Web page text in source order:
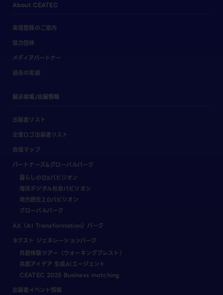
About CEATEC
来場登録のご案内
協力団体
メディアパートナー
過去の実績
展示会場/出展情報
出展者リスト
企業ロゴ出展者リスト
会場マップ
パートナーズ&グローバルパーク
暮らしのDXパビリオン
海洋デジタル社会パビリオン
地方創生2.0パビリオン
グローバルパーク
AX（AI Transformation）パーク
ネクスト ジェネレーションパーク
共創体験ツアー（ウォーキングブレスト）
共創アイデア 生成AIエージェント
CEATEC 2025 Business matching
出展者イベント情報